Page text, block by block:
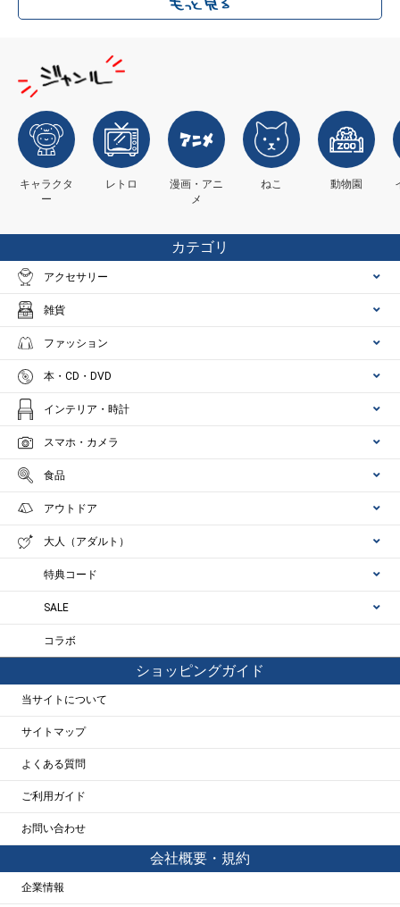
キャラクタ
ー
レトロ
漫画・アニ
メ
ねこ 動物園
カテゴリ
アクセサリー
雑貨
ファッション
本・CD・DVD
インテリア・時計
スマホ・カメラ
食品
アウトドア
大人（アダルト）
特典コード
SALE
コラボ
ショッピングガイド
当サイトについて
サイトマップ
よくある質問
ご利用ガイド
お問い合わせ
会社概要・規約
企業情報